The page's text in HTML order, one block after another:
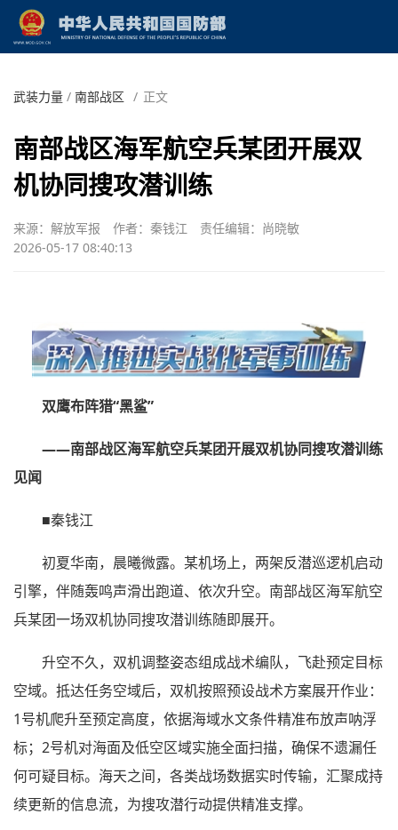
武装力量 / 南部战区 / 正文
南部战区海军航空兵某团开展双
机协同搜攻潜训练
来源：解放军报 作者：秦钱江
责任编辑：尚晓敏
2026-05-17 08:40:13
双鹰布阵猎“黑鲨”
——南部战区海军航空兵某团开展双机协同搜攻潜训练
见闻
■秦钱江
初夏华南，晨曦微露。某机场上，两架反潜巡逻机启动
引擎，伴随轰鸣声滑出跑道、依次升空。南部战区海军航空
兵某团一场双机协同搜攻潜训练随即展开。
升空不久，双机调整姿态组成战术编队，飞赴预定目标
空域。抵达任务空域后，双机按照预设战术方案展开作业：
1号机爬升至预定高度，依据海域水文条件精准布放声呐浮
标；2号机对海面及低空区域实施全面扫描，确保不遗漏任
何可疑目标。海天之间，各类战场数据实时传输，汇聚成持
续更新的信息流，为搜攻潜行动提供精准支撑。